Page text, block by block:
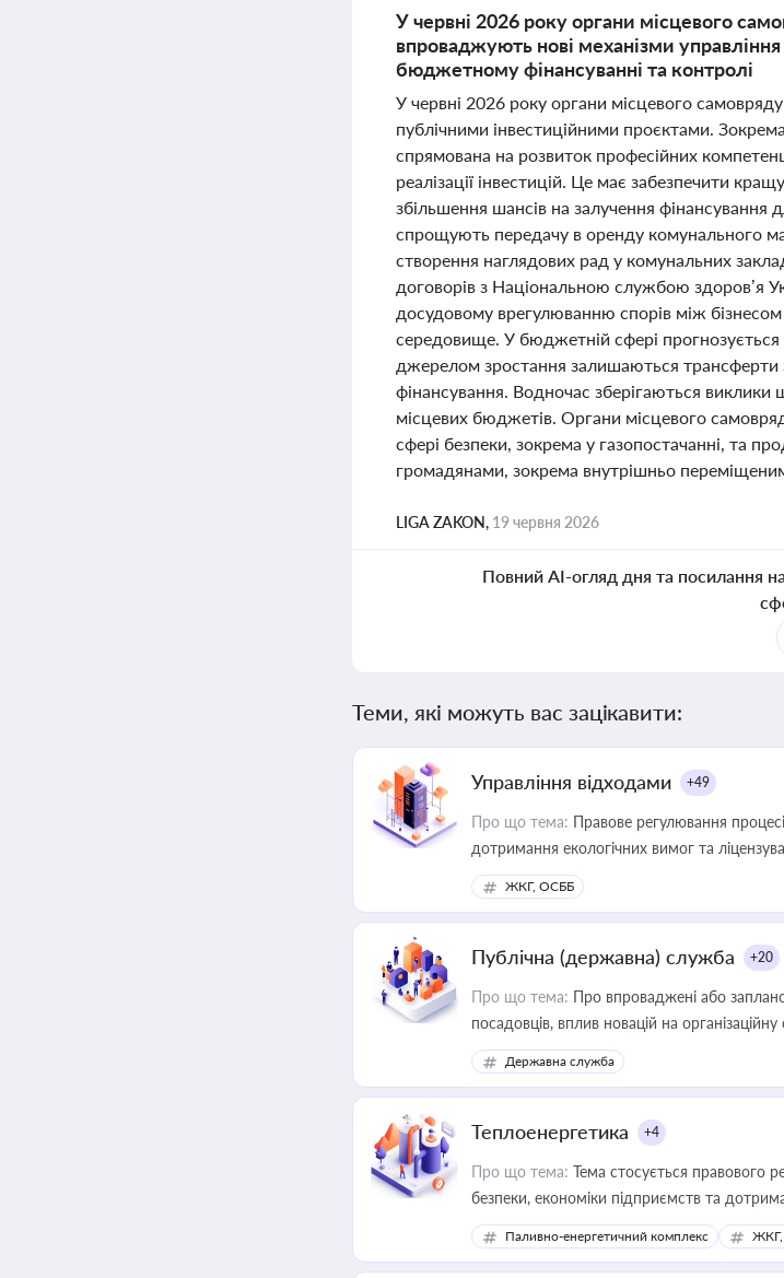
У червні 2026 року органи місцевого
впроваджують нові механізми
бюджетному фінансуванні та контролі
У червні 2026 року органи місцевого
публічними інвестиційними проєктами.
спрямована на розвиток професійних
реалізації інвестицій. Це має забезпечити
збільшення шансів на залучення
спрощують передачу в оренду комунального
створення наглядових рад у комунальних
договорів з Національною службою здоров’я
досудовому врегулюванню спорів між
середовище. У бюджетній сфері
джерелом зростання залишаються
фінансування. Водночас зберігаються
місцевих бюджетів. Органи місцевого
сфері безпеки, зокрема у газопостачанні, та
громадянами, зокрема внутрішньо
LIGA ZAKON, 19 червня 2026
Повний AI-огляд дня та посилання на
Теми, які можуть вас зацікавити:
Управління відходами +49
Про що тема: Правове регулювання
дотримання екологічних вимог та
ЖКГ, ОСББ
Публічна (державна) служба +20
Про що тема: Про впроваджені або
посадовців, вплив новацій на
Державна служба
Теплоенергетика +4
Про що тема: Тема стосується правового
безпеки, економіки підприємств та
Паливно-енергетичний комплекс